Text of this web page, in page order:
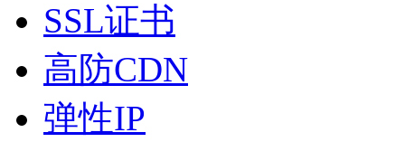
SSL证书
高防CDN
弹性IP